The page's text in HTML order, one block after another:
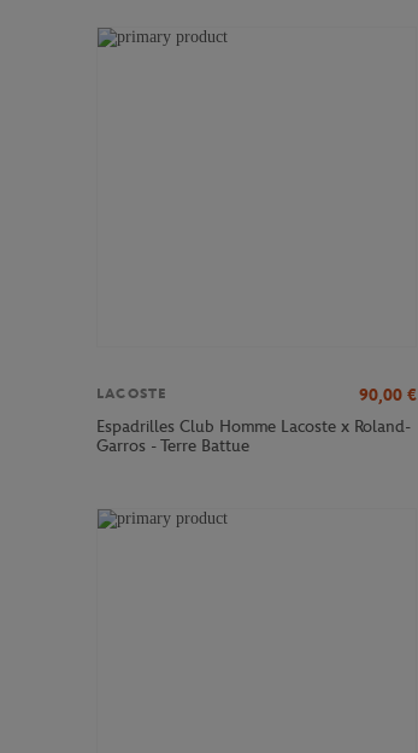
LACOSTE 90,00 €
Espadrilles Club Homme Lacoste x Roland-
Garros - Terre Battue